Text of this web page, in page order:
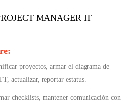
MANAGER IT
proyectos, armar el diagrama de
actualizar, reportar estatus.
checklists, mantener comunicación con